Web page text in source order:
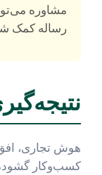
مشاوره
رساله کمک
هوش تجاری،
کسب‌وکار